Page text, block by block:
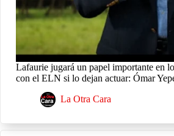
Lafaurie jugará un papel importante en
con el ELN si lo dejan actuar: Ómar
La Otra Cara